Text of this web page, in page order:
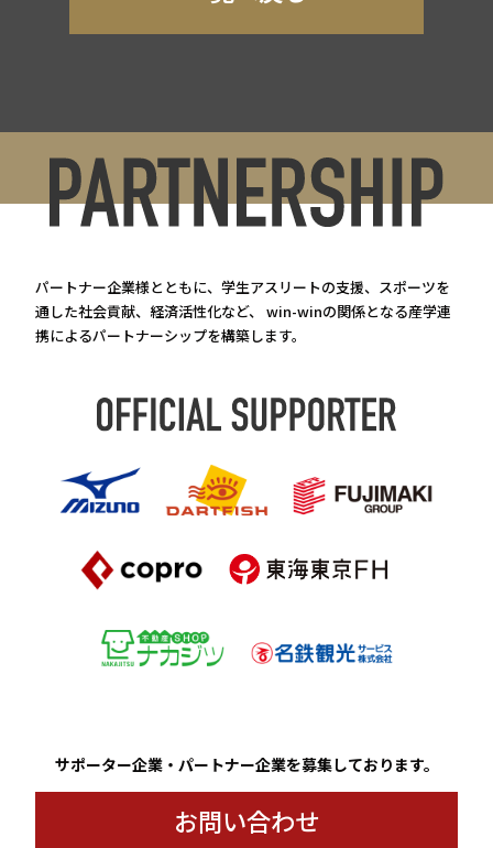
パートナー企業様とともに、学生アスリートの支援、スポーツを
通した社会貢献、経済活性化など、 win-winの関係となる産学連
携によるパートナーシップを構築します。
サポーター企業・パートナー企業を募集しております。
お問い合わせ